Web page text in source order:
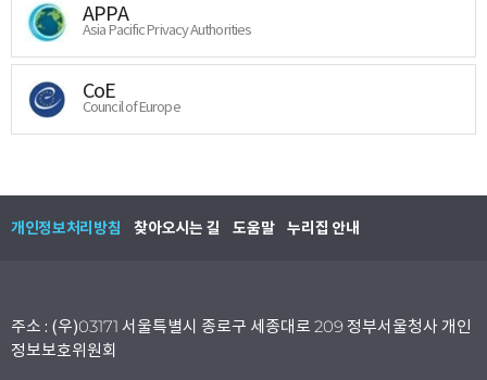
APPA
Asia Pacific Privacy Authorities
CoE
Council of Europe
개인정보처리방침 찾아오시는 길 도움말 누리집 안내
주소 : (우)03171 서울특별시 종로구 세종대로 209 정부서울청사 개인
정보보호위원회